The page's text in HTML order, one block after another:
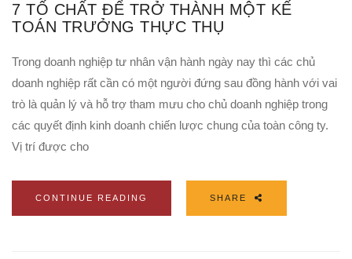
7 TỐ CHẤT ĐỂ TRỞ THÀNH MỘT KẾ
TOÁN TRƯỞNG THỰC THỤ
Trong doanh nghiệp tư nhân vận hành ngày nay thì các chủ
doanh nghiệp rất cần có một người đứng sau đồng hành với vai
trò là quản lý và hỗ trợ tham mưu cho chủ doanh nghiệp trong
các quyết định kinh doanh chiến lược chung của toàn công ty.
Vị trí được cho
CONTINUE READING SHARE